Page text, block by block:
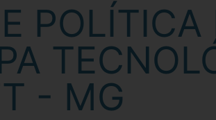
POLÍTICA
- MG